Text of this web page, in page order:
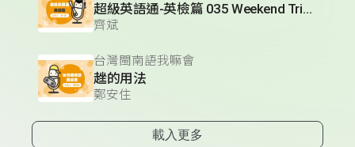
超級英語通-英檢篇 035 Weekend Trip- 週末旅遊
齊斌
台灣閩南語我嘛會
趖的用法
鄭安住
載入更多